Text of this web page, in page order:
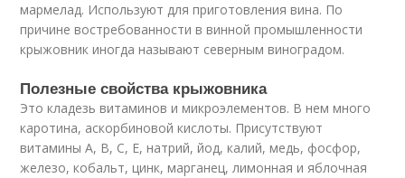
мармелад. Используют для приготовления вина. По
причине востребованности в винной промышленности
крыжовник иногда называют северным виноградом.
Полезные свойства крыжовника
Это кладезь витаминов и микроэлементов. В нем много
каротина, аскорбиновой кислоты. Присутствуют
витамины А, В, С, Е, натрий, йод, калий, медь, фосфор,
железо, кобальт, цинк, марганец, лимонная и яблочная